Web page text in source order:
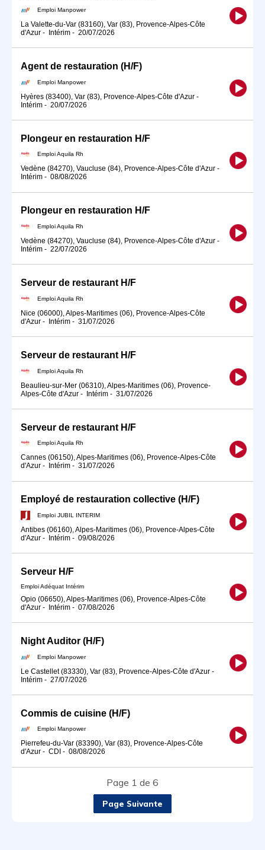
Emploi Manpower
La Valette-du-Var (83160), Var (83), Provence-Alpes-Côte
d'Azur - Intérim - 20/07/2026
Agent de restauration (H/F)
Emploi Manpower
Hyères (83400), Var (83), Provence-Alpes-Côte d'Azur -
Intérim - 20/07/2026
Plongeur en restauration H/F
Emploi Aquila Rh
Vedène (84270), Vaucluse (84), Provence-Alpes-Côte d'Azur -
Intérim - 08/08/2026
Plongeur en restauration H/F
Emploi Aquila Rh
Vedène (84270), Vaucluse (84), Provence-Alpes-Côte d'Azur -
Intérim - 22/07/2026
Serveur de restaurant H/F
Emploi Aquila Rh
Nice (06000), Alpes-Maritimes (06), Provence-Alpes-Côte
d'Azur - Intérim - 31/07/2026
Serveur de restaurant H/F
Emploi Aquila Rh
Beaulieu-sur-Mer (06310), Alpes-Maritimes (06), Provence-
Alpes-Côte d'Azur - Intérim - 31/07/2026
Serveur de restaurant H/F
Emploi Aquila Rh
Cannes (06150), Alpes-Maritimes (06), Provence-Alpes-Côte
d'Azur - Intérim - 31/07/2026
Employé de restauration collective (H/F)
Emploi JUBIL INTERIM
Antibes (06160), Alpes-Maritimes (06), Provence-Alpes-Côte
d'Azur - Intérim - 09/08/2026
Serveur H/F
Emploi Adéquat Intérim
Opio (06650), Alpes-Maritimes (06), Provence-Alpes-Côte
d'Azur - Intérim - 07/08/2026
Night Auditor (H/F)
Emploi Manpower
Le Castellet (83330), Var (83), Provence-Alpes-Côte d'Azur -
Intérim - 27/07/2026
Commis de cuisine (H/F)
Emploi Manpower
Pierrefeu-du-Var (83390), Var (83), Provence-Alpes-Côte
d'Azur - CDI - 08/08/2026
Page 1 de 6
Page Suivante